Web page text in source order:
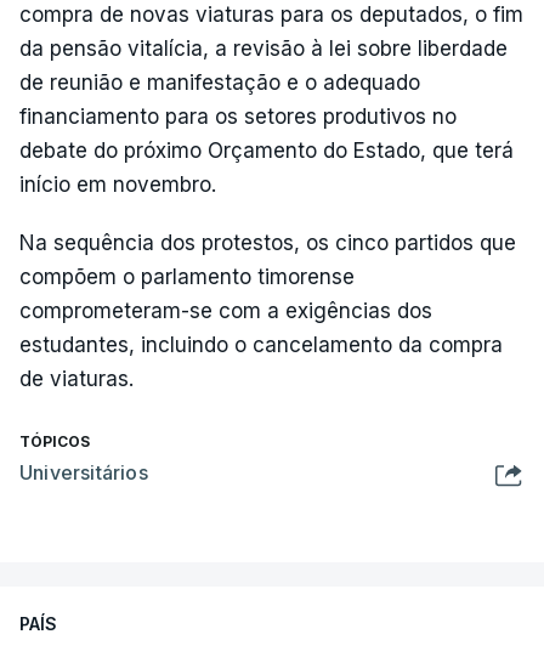
compra de novas viaturas para os deputados, o fim
da pensão vitalícia, a revisão à lei sobre liberdade
de reunião e manifestação e o adequado
financiamento para os setores produtivos no
debate do próximo Orçamento do Estado, que terá
início em novembro.
Na sequência dos protestos, os cinco partidos que
compõem o parlamento timorense
comprometeram-se com a exigências dos
estudantes, incluindo o cancelamento da compra
de viaturas.
TÓPICOS
Universitários
PAÍS